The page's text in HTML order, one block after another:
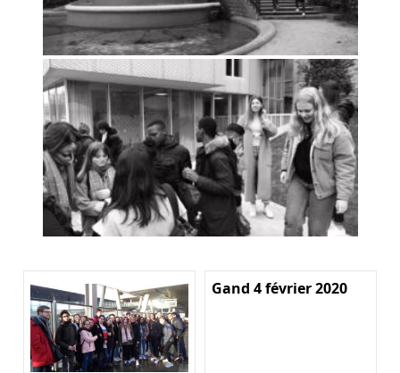
Gand 4 février 2020